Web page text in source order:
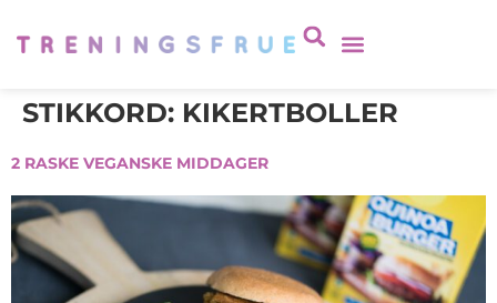
STIKKORD: KIKERTBOLLER
2 RASKE VEGANSKE MIDDAGER